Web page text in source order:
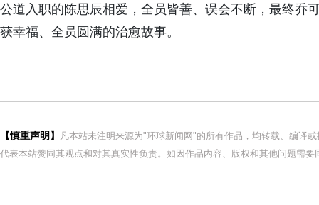
公道入职的陈思辰相爱，全员皆善、误会不断，最终乔
获幸福、全员圆满的治愈故事。
【慎重声明】
凡本站未注明来源为"环球新闻网"的所有作品，均转载、编译
代表本站赞同其观点和对其真实性负责。如因作品内容、版权和其他问题需